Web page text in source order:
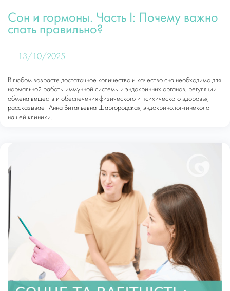
Сон и гормоны. Часть I: Почему важно
спать правильно?
13/10/2025
В любом возрасте достаточное количество и качество сна необходимо для
нормальной работы иммунной системы и эндокринных органов, регуляции
обмена веществ и обеспечения физического и психического здоровья,
рассказывает Анна Витальевна Шаргородская, эндокринолог-гинеколог
нашей клиники.